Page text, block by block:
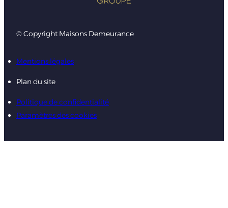
© Copyright Maisons Demeurance
Mentions légales
Plan du site
Politique de confidentialité
Paramètres des cookies